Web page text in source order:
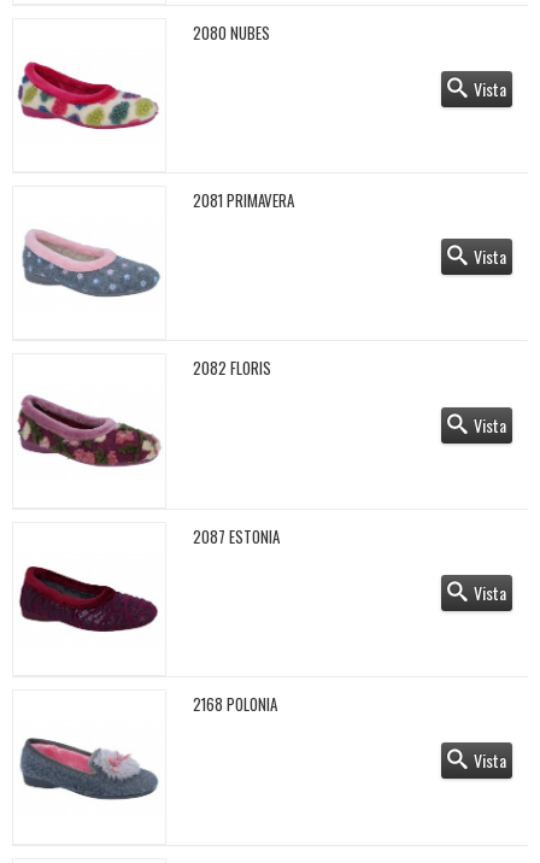
2080 NUBES
Vista
2081 PRIMAVERA
Vista
2082 FLORIS
Vista
2087 ESTONIA
Vista
2168 POLONIA
Vista